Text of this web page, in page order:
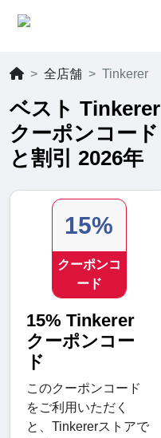
全店舗 Tinkerer
ベスト Tinkerer
クーポンコード
と割引 2026年
15%
クーポンコ
ード
15% Tinkerer
クーポンコー
ド
このクーポンコード
をご利用いただく
と、Tinkererストアで